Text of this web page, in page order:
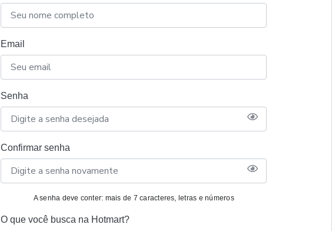
Email
Senha
Confirmar senha
A senha deve conter: mais de 7 caracteres, letras e números
O que você busca na Hotmart?